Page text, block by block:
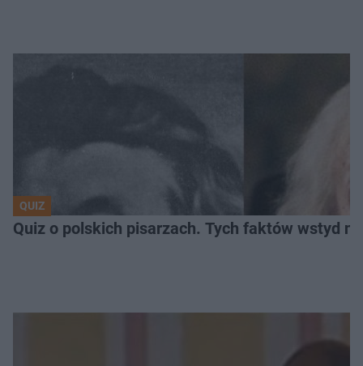
QUIZ
Quiz o polskich pisarzach. Tych faktów wstyd